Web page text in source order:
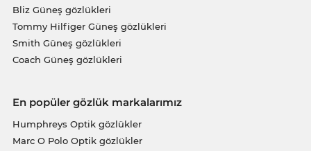
Bliz Güneş gözlükleri
Tommy Hilfiger Güneş gözlükleri
Smith Güneş gözlükleri
Coach Güneş gözlükleri
En popüler gözlük markalarımız
Humphreys Optik gözlükler
Marc O Polo Optik gözlükler